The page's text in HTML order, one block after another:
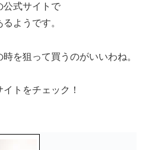
公式サイトで
ようです。
を狙って買うのがいいわね。
トをチェック！